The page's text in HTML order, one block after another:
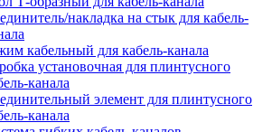
накладка на стык для кабель-
кабельный для кабель-канала
установочная для плинтусного
канала
элемент для плинтусного
канала